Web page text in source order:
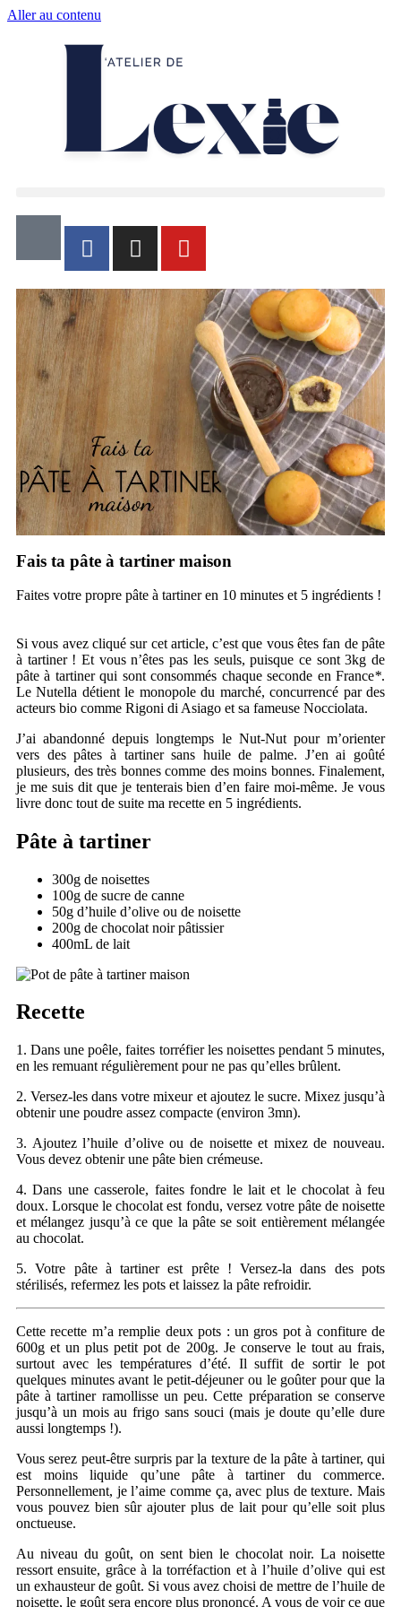
Aller au contenu
Fais ta pâte à tartiner maison
Faites votre propre pâte à tartiner en 10 minutes et 5 ingrédients !
Si vous avez cliqué sur cet article, c’est que vous êtes fan de pâte
à tartiner ! Et vous n’êtes pas les seuls, puisque ce sont 3kg de
pâte à tartiner qui sont consommés chaque seconde en France*.
Le Nutella détient le monopole du marché, concurrencé par des
acteurs bio comme Rigoni di Asiago et sa fameuse Nocciolata.
J’ai abandonné depuis longtemps le Nut-Nut pour m’orienter
vers des pâtes à tartiner sans huile de palme. J’en ai goûté
plusieurs, des très bonnes comme des moins bonnes. Finalement,
je me suis dit que je tenterais bien d’en faire moi-même. Je vous
livre donc tout de suite ma recette en 5 ingrédients.
Pâte à tartiner
300g de noisettes
100g de sucre de canne
50g d’huile d’olive ou de noisette
200g de chocolat noir pâtissier
400mL de lait
Recette
1. Dans une poêle, faites torréfier les noisettes pendant 5 minutes,
en les remuant régulièrement pour ne pas qu’elles brûlent.
2. Versez-les dans votre mixeur et ajoutez le sucre. Mixez jusqu’à
obtenir une poudre assez compacte (environ 3mn).
3. Ajoutez l’huile d’olive ou de noisette et mixez de nouveau.
Vous devez obtenir une pâte bien crémeuse.
4. Dans une casserole, faites fondre le lait et le chocolat à feu
doux. Lorsque le chocolat est fondu, versez votre pâte de noisette
et mélangez jusqu’à ce que la pâte se soit entièrement mélangée
au chocolat.
5. Votre pâte à tartiner est prête ! Versez-la dans des pots
stérilisés, refermez les pots et laissez la pâte refroidir.
Cette recette m’a remplie deux pots : un gros pot à confiture de
600g et un plus petit pot de 200g. Je conserve le tout au frais,
surtout avec les températures d’été. Il suffit de sortir le pot
quelques minutes avant le petit-déjeuner ou le goûter pour que la
pâte à tartiner ramollisse un peu. Cette préparation se conserve
jusqu’à un mois au frigo sans souci (mais je doute qu’elle dure
aussi longtemps !).
Vous serez peut-être surpris par la texture de la pâte à tartiner, qui
est moins liquide qu’une pâte à tartiner du commerce.
Personnellement, je l’aime comme ça, avec plus de texture. Mais
vous pouvez bien sûr ajouter plus de lait pour qu’elle soit plus
onctueuse.
Au niveau du goût, on sent bien le chocolat noir. La noisette
ressort ensuite, grâce à la torréfaction et à l’huile d’olive qui est
un exhausteur de goût. Si vous avez choisi de mettre de l’huile de
noisette, le goût sera encore plus prononcé. A vous de voir ce que